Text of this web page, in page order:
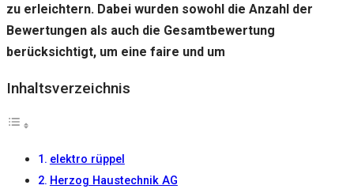
zu erleichtern. Dabei wurden sowohl die Anzahl der
Bewertungen als auch die Gesamtbewertung
berücksichtigt, um eine faire und um
Inhaltsverzeichnis
elektro rüppel
Herzog Haustechnik AG
einige
von der
Website.
Indem Sie uns Ihre
Verhalten beim
Besuch unserer
Website mitteilen,